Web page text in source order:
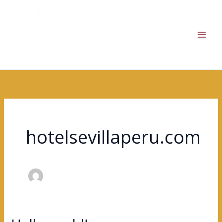
hotelsevillaperu.com